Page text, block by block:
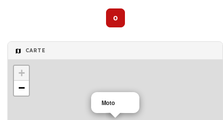
0
CARTE
Moto
+
−